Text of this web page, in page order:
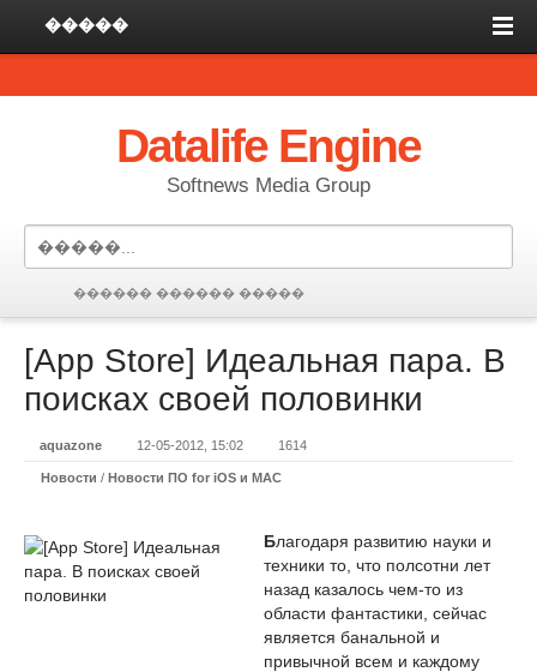
�����
Datalife Engine
Softnews Media Group
������ ������ �����
[App Store] Идеальная пара. В
поисках своей половинки
aquazone 12-05-2012, 15:02 1614
Новости / Новости ПО for iOS и MAC
Благодаря развитию науки и
техники то, что полсотни лет
назад казалось чем-то из
области фантастики, сейчас
является банальной и
привычной всем и каждому